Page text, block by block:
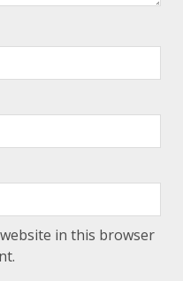
in this browser